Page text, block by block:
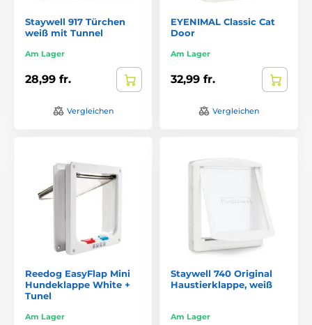
Staywell 917 Türchen
weiß mit Tunnel
Am Lager
28,99 fr.
Vergleichen
EYENIMAL Classic Cat
Door
Am Lager
32,99 fr.
Vergleichen
Reedog EasyFlap Mini
Hundeklappe White +
Tunel
Am Lager
Staywell 740 Original
Haustierklappe, weiß
Am Lager